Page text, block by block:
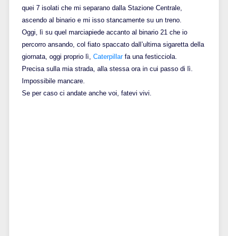
quei 7 isolati che mi separano dalla Stazione Centrale,
ascendo al binario e mi isso stancamente su un treno.
Oggi, lì su quel marciapiede accanto al binario 21 che io
percorro ansando, col fiato spaccato dall’ultima sigaretta della
giornata, oggi proprio lì, Caterpillarfa una festicciola.
Precisa sulla mia strada, alla stessa ora in cui passo di lì.
Impossibile mancare.
Se per caso ci andate anche voi, fatevi vivi.